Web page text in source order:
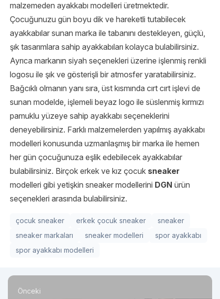
malzemeden ayakkabı modelleri üretmektedir.
Çocuğunuzu gün boyu dik ve hareketli tutabilecek
ayakkabılar sunan marka ile tabanını destekleyen, güçlü,
şık tasarımlara sahip ayakkabıları kolayca bulabilirsiniz.
Ayrıca markanın siyah seçenekleri üzerine işlenmiş renkli
logosu ile şık ve gösterişli bir atmosfer yaratabilirsiniz.
Bağcıklı olmanın yanı sıra, üst kısmında cırt cırt işlevi de
sunan modelde, işlemeli beyaz logo ile süslenmiş kırmızı
pamuklu yüzeye sahip ayakkabı seçeneklerini
deneyebilirsiniz. Farklı malzemelerden yapılmış ayakkabı
modelleri konusunda uzmanlaşmış bir marka ile hemen
her gün çocuğunuza eşlik edebilecek ayakkabılar
bulabilirsiniz. Birçok erkek ve kız çocuk sneaker
modelleri gibi yetişkin sneaker modellerini DGN ürün
seçenekleri arasında bulabilirsiniz.
çocuk sneaker erkek çocuk sneaker
sneaker
sneaker markaları
sneaker modelleri
spor ayakkabı
spor ayakkabı modelleri
Önceki